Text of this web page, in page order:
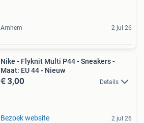
Arnhem 2 jul 26
Nike - Flyknit Multi P44 - Sneakers -
Maat: EU 44 - Nieuw
€ 3,00 Details
Bezoek website 2 jul 26